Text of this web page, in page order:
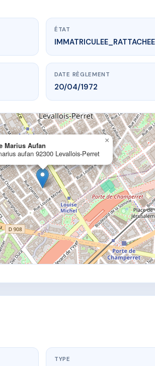
Perret
ÉTAT
IMMATRICULEE_RATTACHEE
DATE RÈGLEMENT
20/04/1972
Marius Aufan
aufan 92300 Levallois-Perret
×
TYPE